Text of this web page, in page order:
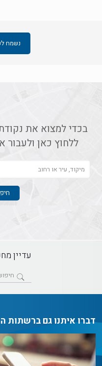
נשמח
בכדי למצוא את
ללחוץ כאן
עדיין
דברו איתנו גם ברשתות